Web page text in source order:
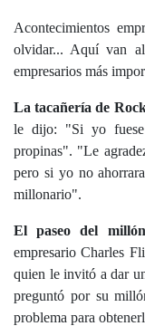
Acontecimientos
olvidar... Aquí van
empresarios más
La tacañería de
le dijo: "Si yo fuese
propinas". "Le
pero si yo no
millonario".
El paseo del
empresario Charles
quien le invitó a dar
preguntó por su
problema para